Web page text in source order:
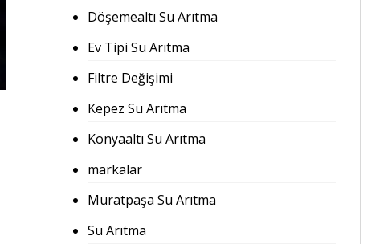
Döşemealtı Su Arıtma
Ev Tipi Su Arıtma
Filtre Değişimi
Kepez Su Arıtma
Konyaaltı Su Arıtma
markalar
Muratpaşa Su Arıtma
Su Arıtma